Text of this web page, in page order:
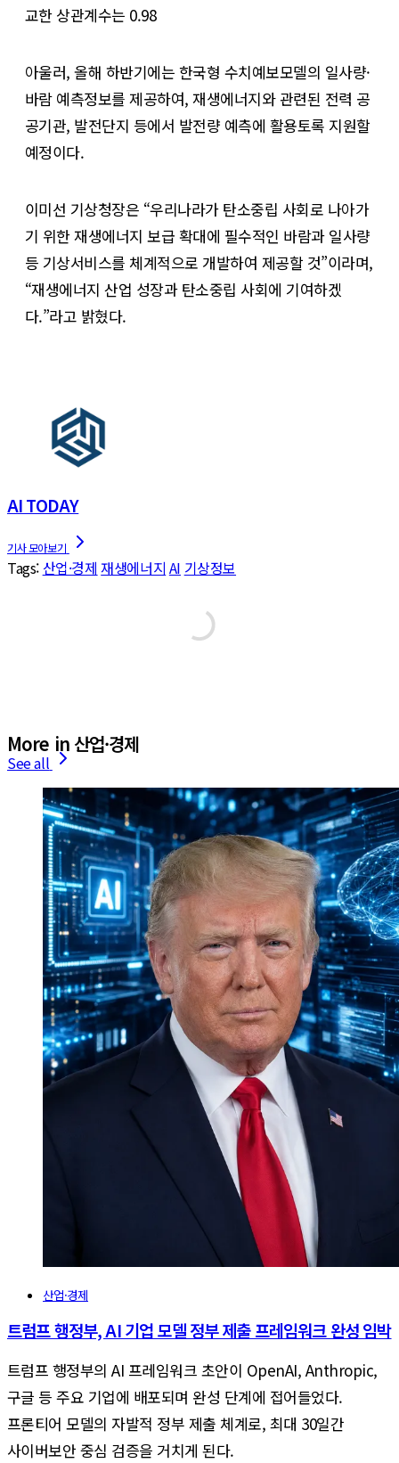
교한 상관계수는 0.98
아울러, 올해 하반기에는 한국형 수치예보모델의 일사량·
바람 예측정보를 제공하여, 재생에너지와 관련된 전력 공
공기관, 발전단지 등에서 발전량 예측에 활용토록 지원할
예정이다.
이미선 기상청장은 “우리나라가 탄소중립 사회로 나아가
기 위한 재생에너지 보급 확대에 필수적인 바람과 일사량
등 기상서비스를 체계적으로 개발하여 제공할 것”이라며,
“재생에너지 산업 성장과 탄소중립 사회에 기여하겠
다.”라고 밝혔다.
AI TODAY
Tags: 산업·경제 재생에너지 AI 기상정보
More in 산업·경제
See all
산업·경제
트럼프 행정부, AI 기업 모델 정부 제출 프레임워크 완성 임박
트럼프 행정부의 AI 프레임워크 초안이 OpenAI, Anthropic,
구글 등 주요 기업에 배포되며 완성 단계에 접어들었다.
프론티어 모델의 자발적 정부 제출 체계로, 최대 30일간
사이버보안 중심 검증을 거치게 된다.